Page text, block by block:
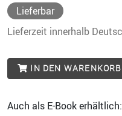
Lieferbar
Lieferzeit innerhalb
IN DEN WARENKORB
Auch als E-Book erhältlich: